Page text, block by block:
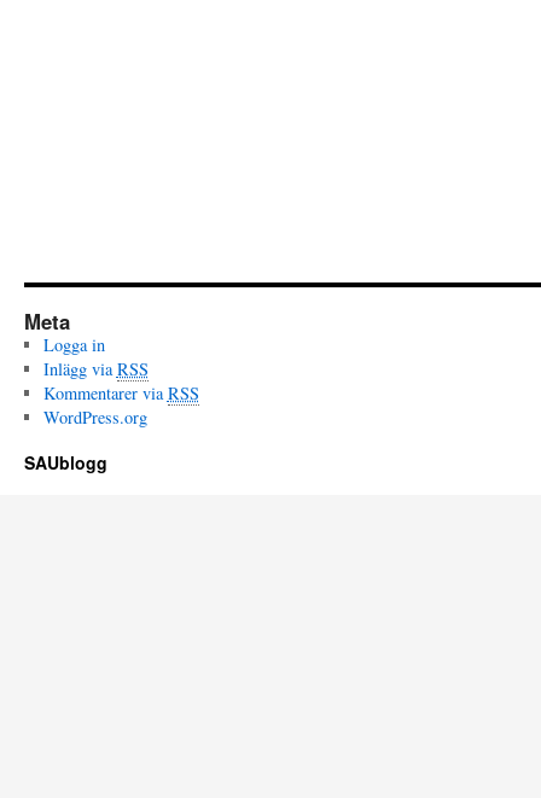
Meta
Logga in
Inlägg viaRSS
Kommentarer viaRSS
WordPress.org
SAUblogg